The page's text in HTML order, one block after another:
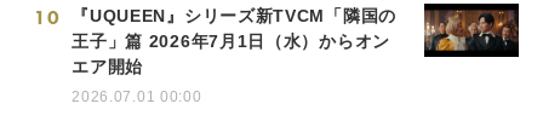
10
『UQUEEN』シリーズ新TVCM「隣国の
王子」篇 2026年7月1日（水）からオン
エア開始
2026.07.01 00:00